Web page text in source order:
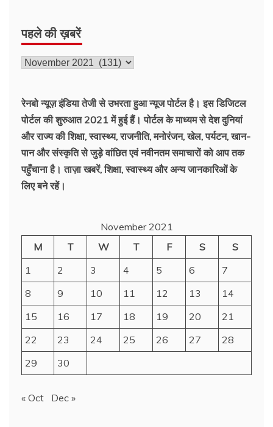
पहले की ख़बरें
पहले
रेनबो न्यूज़ इंडिया तेजी से उभरता हुआ न्‍यूज पोर्टल है। इस डिजिटल
पोर्टल की शुरुआत 2021 में हुई हैं। पोर्टल के माध्यम से देश दुनियां
और राज्य की शिक्षा, स्वास्थ्य, राजनीति, मनोरंजन, खेल, पर्यटन, खान-
पान और संस्कृति से जुड़े वांछित एवं नवीनतम समाचारों को आप तक
पहुँचाना है। ताज़ा खबरें, शिक्षा, स्वास्थ्य और अन्य जानकारिओं के
लिए बने रहें।
November 2021
M
T W T F S
S
1
2 3 4 5 6
7
8
9 10 11 12 13
14
15
16 17 18 19 20
21
22
23 24 25 26 27
28
29
30
« Oct Dec »